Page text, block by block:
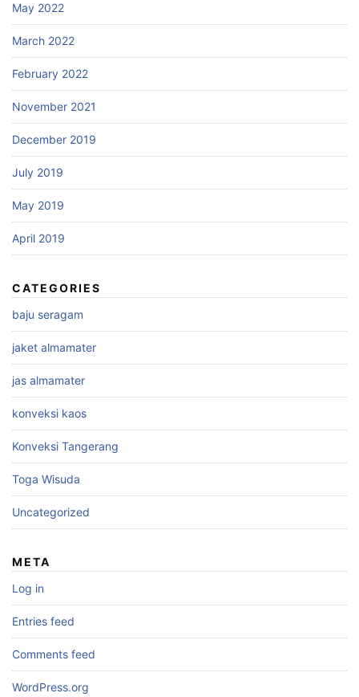
May 2022
March 2022
February 2022
November 2021
December 2019
July 2019
May 2019
April 2019
CATEGORIES
baju seragam
jaket almamater
jas almamater
konveksi kaos
Konveksi Tangerang
Toga Wisuda
Uncategorized
META
Log in
Entries feed
Comments feed
WordPress.org